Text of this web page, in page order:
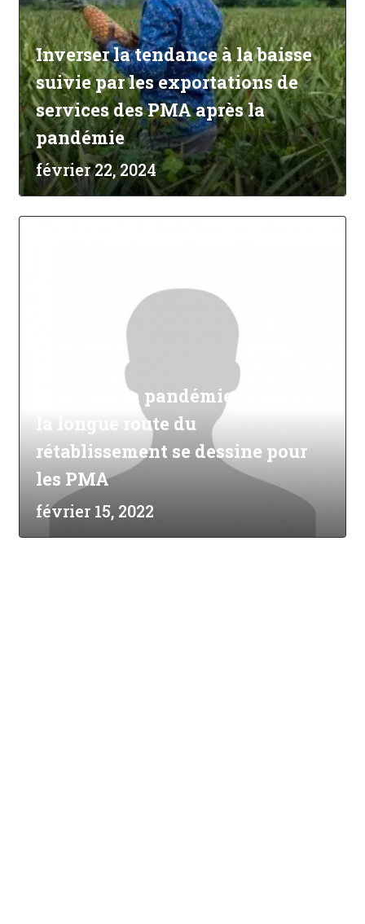
Inverser la tendance à la baisse
suivie par les exportations de
services des PMA après la
pandémie
février 22, 2024
Alors que la pandémie se calme,
la longue route du
rétablissement se dessine pour
les PMA
février 15, 2022